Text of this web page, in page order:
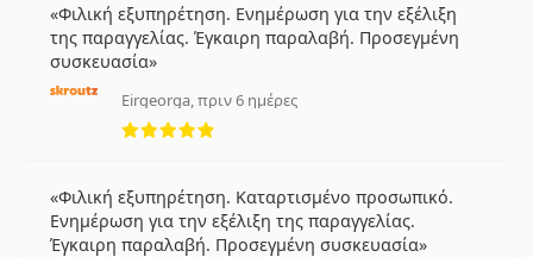
Φιλική εξυπηρέτηση. Ενημέρωση για την εξέλιξη
της παραγγελίας. Έγκαιρη παραλαβή. Προσεγμένη
συσκευασία
Eirgeorga, πριν 6 ημέρες
5 αξιολογήσεις από 5
Φιλική εξυπηρέτηση. Καταρτισμένο προσωπικό.
Ενημέρωση για την εξέλιξη της παραγγελίας.
Έγκαιρη παραλαβή. Προσεγμένη συσκευασία